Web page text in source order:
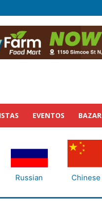
EVENTOS BAZAR
Russian Chinese